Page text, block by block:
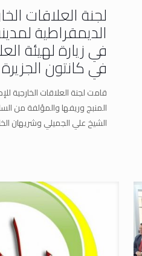
لجنة العلاقات
الديمقراطية
في زيارة لهيئة
في كانتون الجزيرة
قامت لجنة العلاقات الخارجية
المنبج وريفها والمؤلفة من
الشيخ علي الجميلي وشريهان